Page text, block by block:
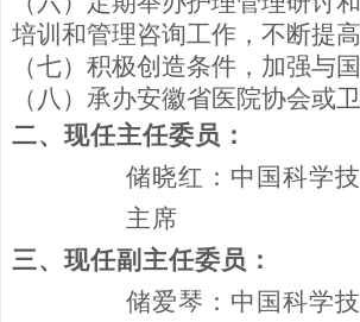
培训和管理咨询工作，不断提
（七）积极创造条件，加强与
（八）承办安徽省医院协会或
二、现任主任委员：
储晓红：中国科学
主席
三、现任副主任委员：
储爱琴：中国科学